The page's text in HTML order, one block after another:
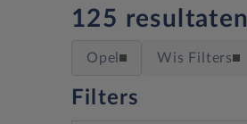
125 resultaten
Opel Wis Filters
Filters